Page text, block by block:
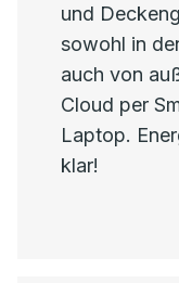
und
sowohl in
auch von
Cloud per
Laptop.
klar!